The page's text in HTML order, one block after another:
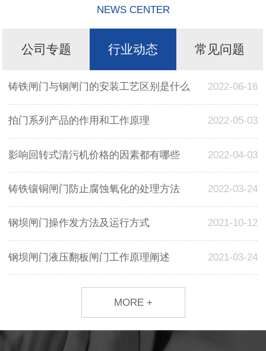
NEWS CENTER
公司专题 行业动态 常见问题
铸铁闸门与钢闸门的安装工艺区别是什么 2022-06-16
拍门系列产品的作用和工作原理 2022-05-03
影响回转式清污机价格的因素都有哪些 2022-04-03
铸铁镶铜闸门防止腐蚀氧化的处理方法 2022-03-24
钢坝闸门操作发方法及运行方式 2021-10-12
钢坝闸门液压翻板闸门工作原理阐述 2021-03-24
MORE +